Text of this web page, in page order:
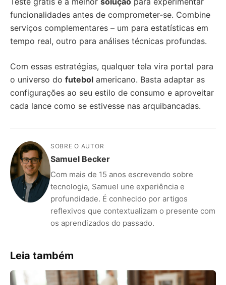
funcionalidades antes de comprometer-se. Combine
serviços complementares – um para estatísticas em
tempo real, outro para análises técnicas profundas.
Com essas estratégias, qualquer tela vira portal para
o universo do futebol americano. Basta adaptar as
configurações ao seu estilo de consumo e aproveitar
cada lance como se estivesse nas arquibancadas.
SOBRE O AUTOR
Samuel Becker
Com mais de 15 anos escrevendo sobre
tecnologia, Samuel une experiência e
profundidade. É conhecido por artigos
reflexivos que contextualizam o presente com
os aprendizados do passado.
Leia também